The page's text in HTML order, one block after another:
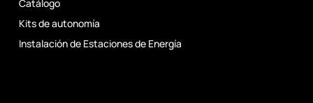
Catálogo
Kits de autonomía
Instalación de Estaciones de Energía